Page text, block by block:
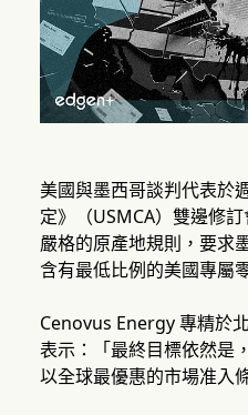
美國與墨西哥談判代表於
定》（USMCA）雙邊修
嚴格的原產地規則，要求
含有最低比例的美國專屬
Cenovus Energy 專精於
表示：「最終目標依然是
以全球最優惠的市場准入